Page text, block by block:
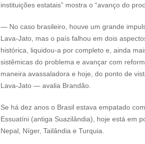
instituições estatais” mostra o “avanço do
— No caso brasileiro, houve um grande
Lava-Jato, mas o país falhou em dois
histórica, liquidou-a por completo e, ainda
sistêmicas do problema e avançar com
maneira avassaladora e hoje, do ponto de
Lava-Jato — avalia Brandão.
Se há dez anos o Brasil estava empatado
Essuatíni (antiga Suazilândia), hoje está em
Nepal, Níger, Tailândia e Turquia.